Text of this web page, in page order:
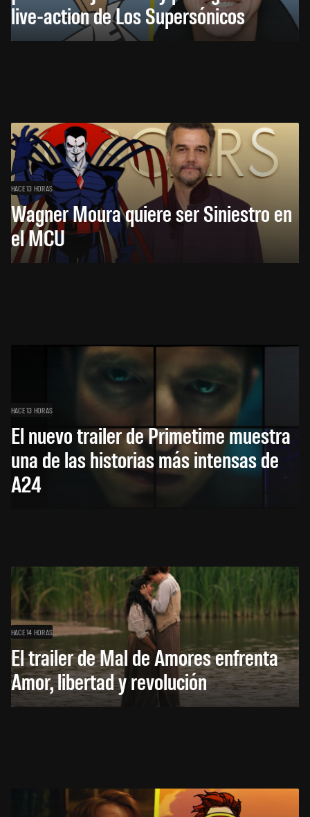
live-action de Los Supersónicos
HACE 13 HORAS
Wagner Moura quiere ser Siniestro en
el MCU
HACE 13 HORAS
El nuevo trailer de Primetime muestra
una de las historias más intensas de
A24
HACE 14 HORAS
El trailer de Mal de Amores enfrenta
Amor, libertad y revolución